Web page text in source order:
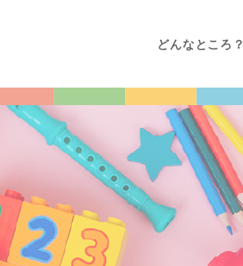
どんなところ？